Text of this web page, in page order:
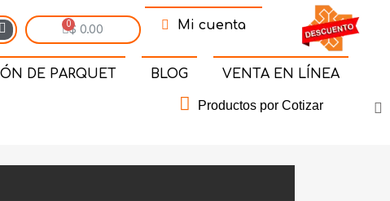
$ 0.00 Mi cuenta
DE PARQUET BLOG VENTA EN LÍNEA
Productos por Cotizar